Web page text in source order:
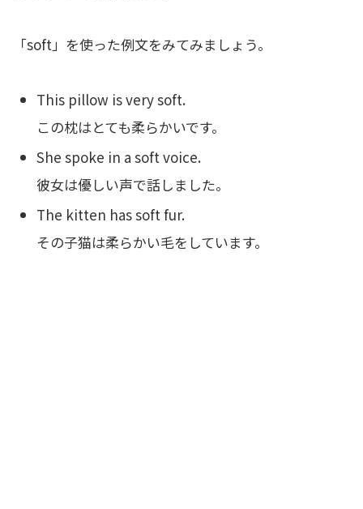
「soft」を使った例文をみてみましょう。
This pillow is very soft.
この枕はとても柔らかいです。
She spoke in a soft voice.
彼女は優しい声で話しました。
The kitten has soft fur.
その子猫は柔らかい毛をしています。